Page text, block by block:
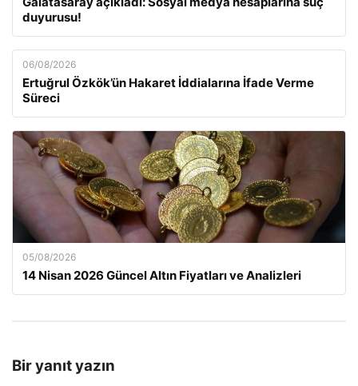
duyurusu!
06/08/2026
Ertuğrul Özkök’ün Hakaret İddialarına İfade Verme
Süreci
05/08/2026
14 Nisan 2026 Güncel Altın Fiyatları ve Analizleri
Bir yanıt yazın